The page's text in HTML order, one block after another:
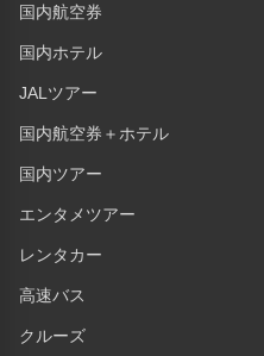
国内航空券
国内ホテル
JALツアー
国内航空券＋ホテル
国内ツアー
エンタメツアー
レンタカー
高速バス
クルーズ